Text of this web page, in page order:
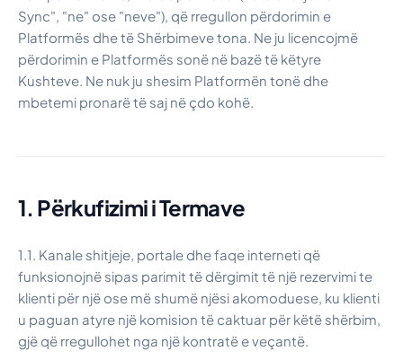
Siguria dhe Besimi
Histori Klientësh
Çfarë të Prisni
Regjistri i Ndryshimeve
Çmimet
Rezervo një Demo
Sync", "ne" ose "neve"), që rregullon përdorimin e
Platformës dhe të Shërbimeve tona. Ne ju licencojmë
përdorimin e Platformës sonë në bazë të këtyre
Kushteve. Ne nuk ju shesim Platformën tonë dhe
mbetemi pronarë të saj në çdo kohë.
1. Përkufizimi i Termave
1.1. Kanale shitjeje, portale dhe faqe interneti që
funksionojnë sipas parimit të dërgimit të një rezervimi te
klienti për një ose më shumë njësi akomoduese, ku klienti
u paguan atyre një komision të caktuar për këtë shërbim,
gjë që rregullohet nga një kontratë e veçantë.